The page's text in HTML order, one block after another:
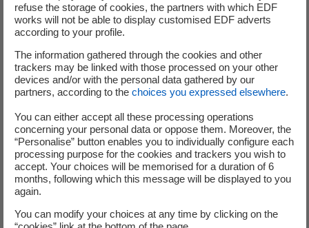
d’interfaces techniques pour enrichir vos compétences.
Une grande autonomie dans la gestion des projets et
l’animation d’équipes dans le cadre de projets, avec la
possibilité de faire preuve de créativité et de rigueur dans
vos analyses.
Des opportunités de mobilité : vous pourrez participer à
des missions ponctuelles et à des déplacements sur
différents sites.
Télétravail flexible : profitez de l’accord télétravail en
vigueur au sein de Framatome pour une organisation plus
sereine de votre quotidien.
Desired profile
refuse the storage of cookies, the partners with which EDF
works will not be able to display customised EDF adverts
according to your profile.
The information gathered through the cookies and other
trackers may be linked with those processed on your other
devices and/or with the personal data gathered by our
partners, according to the choices you expressed elsewhere.
You can either accept all these processing operations
concerning your personal data or oppose them. Moreover, the
“Personalise” button enables you to individually configure each
processing purpose for the cookies and trackers you wish to
accept. Your choices will be memorised for a duration of 6
months, following which this message will be displayed to you
again.
You can modify your choices at any time by clicking on the